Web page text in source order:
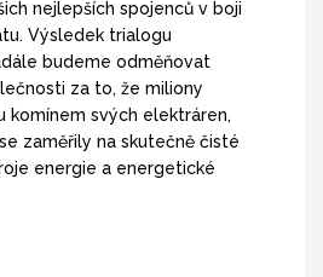
nejlepších spojenců v boji
Výsledek trialogu
budeme odměňovat
za to, že miliony
komínem svých elektráren,
zaměřily na skutečně čisté
energie a energetické